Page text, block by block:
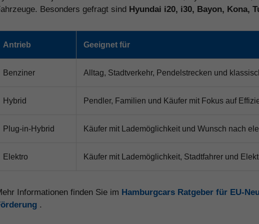
Besonders gefragt sind Hyundai i20, i30, Bayon, Kona,
Antrieb Geeignet für
Benziner Alltag, Stadtverkehr, Pendelstrecken und
Hybrid Pendler, Familien und Käufer mit Fokus auf
Plug-in-Hybrid Käufer mit Lademöglichkeit und Wunsch nach
Elektro Käufer mit Lademöglichkeit, Stadtfahrer und
Informationen finden Sie im Hamburgcars Ratgeber für EU-
.